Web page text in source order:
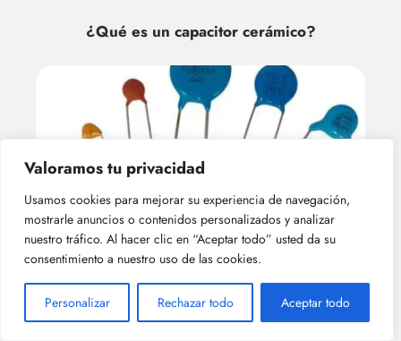
Valoramos tu privacidad
Usamos cookies para mejorar su experiencia de navegación,
mostrarle anuncios o contenidos personalizados y analizar
nuestro tráfico. Al hacer clic en “Aceptar todo” usted da su
consentimiento a nuestro uso de las cookies.
Personalizar Rechazar todo Aceptar todo
¿Qué es un capacitor cerámico?
¿Por qué se utilizan los capacitor
cerámicos?